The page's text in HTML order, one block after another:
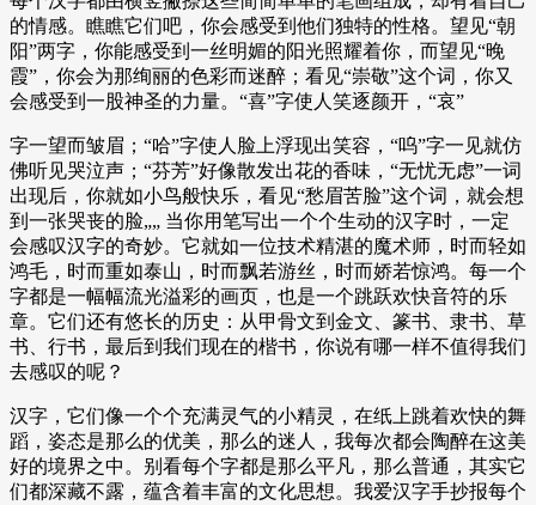
的情感。瞧瞧它们吧，你会感受到他们独特的性格。望见“朝
阳”两字，你能感受到一丝明媚的阳光照耀着你，而望见“晚
霞”，你会为那绚丽的色彩而迷醉；看见“崇敬”这个词，你又
会感受到一股神圣的力量。“喜”字使人笑逐颜开，“哀”
字一望而皱眉；“哈”字使人脸上浮现出笑容，“呜”字一见就仿
佛听见哭泣声；“芬芳”好像散发出花的香味，“无忧无虑”一词
出现后，你就如小鸟般快乐，看见“愁眉苦脸”这个词，就会想
到一张哭丧的脸„„ 当你用笔写出一个个生动的汉字时，一定
会感叹汉字的奇妙。它就如一位技术精湛的魔术师，时而轻如
鸿毛，时而重如泰山，时而飘若游丝，时而娇若惊鸿。每一个
字都是一幅幅流光溢彩的画页，也是一个跳跃欢快音符的乐
章。它们还有悠长的历史：从甲骨文到金文、篆书、隶书、草
书、行书，最后到我们现在的楷书，你说有哪一样不值得我们
去感叹的呢？
汉字，它们像一个个充满灵气的小精灵，在纸上跳着欢快的舞
蹈，姿态是那么的优美，那么的迷人，我每次都会陶醉在这美
好的境界之中。别看每个字都是那么平凡，那么普通，其实它
们都深藏不露，蕴含着丰富的文化思想。我爱汉字手抄报每个